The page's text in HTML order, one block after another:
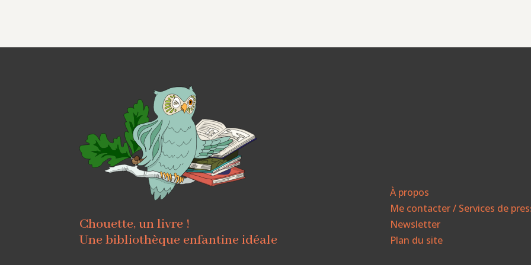
Chouette, un livre !
Une bibliothèque enfantine idéale
À propos
Me contacter / Services de
Newsletter
Plan du site